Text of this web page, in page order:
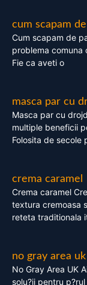
cum scapam
Cum scapam de
problema comuna
Fie ca aveti o
masca par cu
Masca par cu
multiple beneficii
Folosita de secole
crema caramel
Crema caramel
textura cremoasa
reteta traditionala
no gray area uk
No Gray Area UK
solu?ii pentru